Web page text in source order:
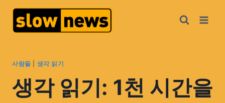
사람들 생각 읽기
생각 읽기: 1천 시간을